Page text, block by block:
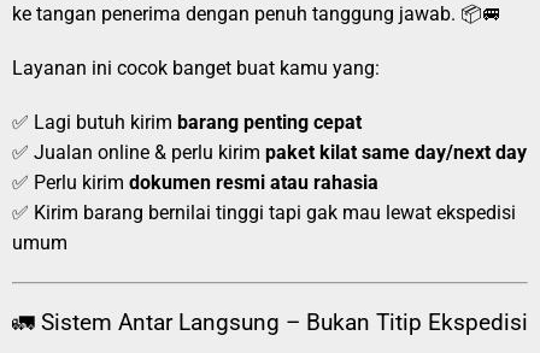
ke tangan penerima dengan penuh tanggung jawab. 📦🚐
Layanan ini cocok banget buat kamu yang:
✅ Lagi butuh kirim barang penting cepat
✅ Jualan online & perlu kirim paket kilat same day/next day
✅ Perlu kirim dokumen resmi atau rahasia
✅ Kirim barang bernilai tinggi tapi gak mau lewat ekspedisi
umum
🚛 Sistem Antar Langsung – Bukan Titip Ekspedisi